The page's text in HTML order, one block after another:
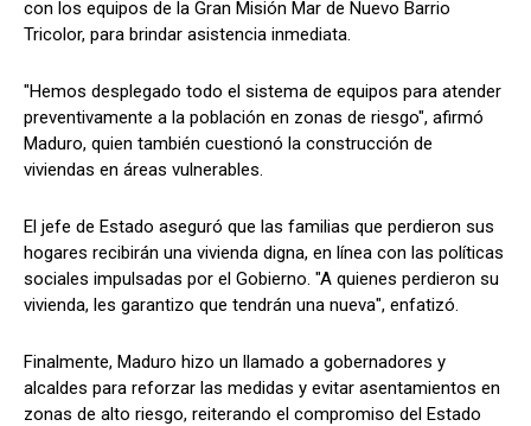
con los equipos de la Gran Misión Mar de Nuevo Barrio
Tricolor, para brindar asistencia inmediata.
"Hemos desplegado todo el sistema de equipos para atender
preventivamente a la población en zonas de riesgo", afirmó
Maduro, quien también cuestionó la construcción de
viviendas en áreas vulnerables.
El jefe de Estado aseguró que las familias que perdieron sus
hogares recibirán una vivienda digna, en línea con las políticas
sociales impulsadas por el Gobierno. "A quienes perdieron su
vivienda, les garantizo que tendrán una nueva", enfatizó.
Finalmente, Maduro hizo un llamado a gobernadores y
alcaldes para reforzar las medidas y evitar asentamientos en
zonas de alto riesgo, reiterando el compromiso del Estado